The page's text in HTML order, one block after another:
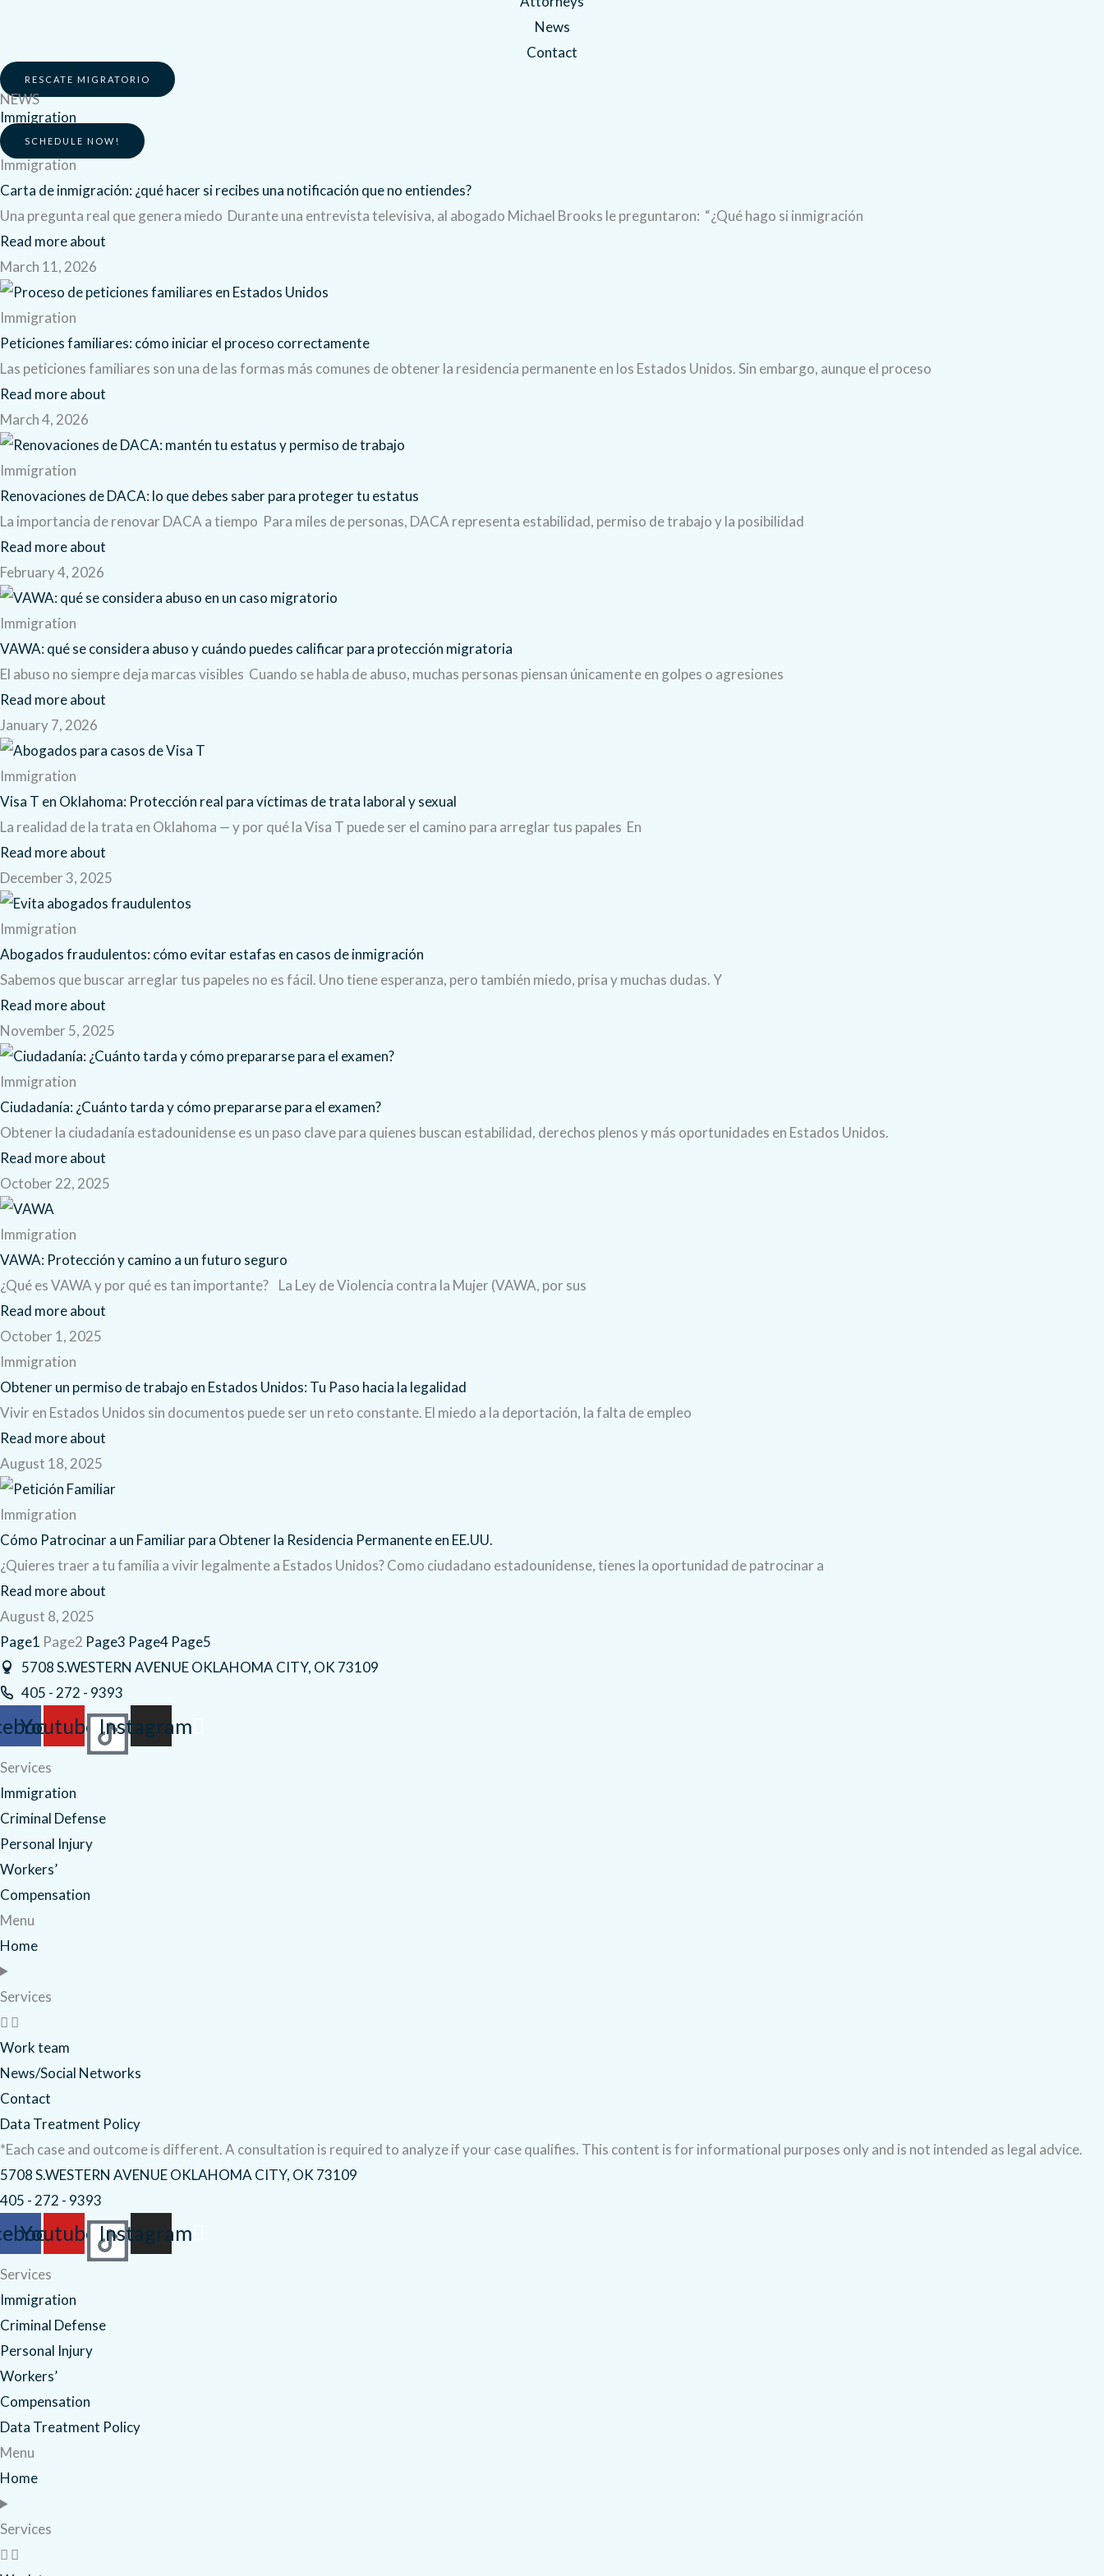
News
Contact
RESCATE MIGRATORIO
NEWS
Immigration
SCHEDULE NOW!
Immigration
Carta de inmigración: ¿qué hacer si recibes una notificación que no entiendes?
Una pregunta real que genera miedo Durante una entrevista televisiva, al abogado Michael Brooks le preguntaron: “¿Qué hago si inmigración
Read more about
March 11, 2026
Immigration
Peticiones familiares: cómo iniciar el proceso correctamente
Las peticiones familiares son una de las formas más comunes de obtener la residencia permanente en los Estados Unidos. Sin embargo, aunque el proceso
Read more about
March 4, 2026
Immigration
Renovaciones de DACA: lo que debes saber para proteger tu estatus
La importancia de renovar DACA a tiempo Para miles de personas, DACA representa estabilidad, permiso de trabajo y la posibilidad
Read more about
February 4, 2026
Immigration
VAWA: qué se considera abuso y cuándo puedes calificar para protección migratoria
El abuso no siempre deja marcas visibles Cuando se habla de abuso, muchas personas piensan únicamente en golpes o agresiones
Read more about
January 7, 2026
Immigration
Visa T en Oklahoma: Protección real para víctimas de trata laboral y sexual
La realidad de la trata en Oklahoma — y por qué la Visa T puede ser el camino para arreglar tus papales En
Read more about
December 3, 2025
Immigration
Abogados fraudulentos: cómo evitar estafas en casos de inmigración
Sabemos que buscar arreglar tus papeles no es fácil. Uno tiene esperanza, pero también miedo, prisa y muchas dudas. Y
Read more about
November 5, 2025
Immigration
Ciudadanía: ¿Cuánto tarda y cómo prepararse para el examen?
Obtener la ciudadanía estadounidense es un paso clave para quienes buscan estabilidad, derechos plenos y más oportunidades en Estados Unidos.
Read more about
October 22, 2025
Immigration
VAWA: Protección y camino a un futuro seguro
¿Qué es VAWA y por qué es tan importante? La Ley de Violencia contra la Mujer (VAWA, por sus
Read more about
October 1, 2025
Immigration
Obtener un permiso de trabajo en Estados Unidos: Tu Paso hacia la legalidad
Vivir en Estados Unidos sin documentos puede ser un reto constante. El miedo a la deportación, la falta de empleo
Read more about
August 18, 2025
Immigration
Cómo Patrocinar a un Familiar para Obtener la Residencia Permanente en EE.UU.
¿Quieres traer a tu familia a vivir legalmente a Estados Unidos? Como ciudadano estadounidense, tienes la oportunidad de patrocinar a
Read more about
August 8, 2025
Page1 Page2 Page3 Page4 Page5
5708 S.WESTERN AVENUE OKLAHOMA CITY, OK 73109
405 - 272 - 9393
YoutubeInstagram
Services
Immigration
Criminal Defense
Personal Injury
Workers’
Compensation
Menu
Home
Services
Work team
News/Social Networks
Contact
Data Treatment Policy
*Each case and outcome is different. A consultation is required to analyze if your case qualifies. This content is for informational purposes only and is not intended as legal advice.
5708 S.WESTERN AVENUE OKLAHOMA CITY, OK 73109
405 - 272 - 9393
YoutubeInstagram
Services
Immigration
Criminal Defense
Personal Injury
Workers’
Compensation
Data Treatment Policy
Menu
Home
Services